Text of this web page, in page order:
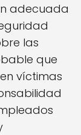
adecuada
las
que
víctimas